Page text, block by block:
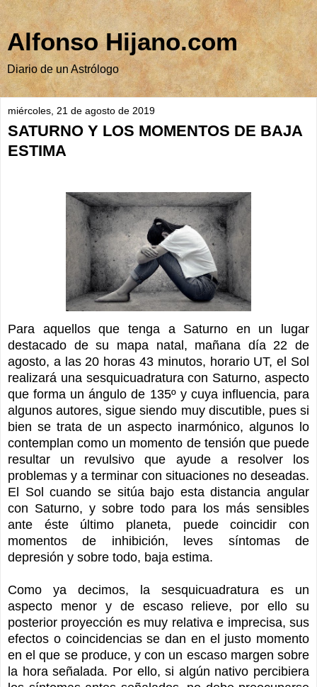
Alfonso Hijano.com
Diario de un Astrólogo
miércoles, 21 de agosto de 2019
SATURNO Y LOS MOMENTOS DE BAJA
ESTIMA
Para aquellos que tenga a Saturno en un lugar
destacado de su mapa natal, mañana día 22 de
agosto, a las 20 horas 43 minutos, horario UT, el Sol
realizará una sesquicuadratura con Saturno, aspecto
que forma un ángulo de 135º y cuya influencia, para
algunos autores, sigue siendo muy discutible, pues si
bien se trata de un aspecto inarmónico, algunos lo
contemplan como un momento de tensión que puede
resultar un revulsivo que ayude a resolver los
problemas y a terminar con situaciones no deseadas.
El Sol cuando se sitúa bajo esta distancia angular
con Saturno, y sobre todo para los más sensibles
ante éste último planeta, puede coincidir con
momentos de inhibición, leves síntomas de
depresión y sobre todo, baja estima.
Como ya decimos, la sesquicuadratura es un
aspecto menor y de escaso relieve, por ello su
posterior proyección es muy relativa e imprecisa, sus
efectos o coincidencias se dan en el justo momento
en el que se produce, y con un escaso margen sobre
la hora señalada. Por ello, si algún nativo percibiera